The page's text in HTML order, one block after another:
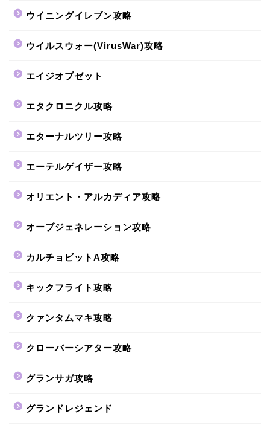
ウイニングイレブン攻略
ウイルスウォー(VirusWar)攻略
エイジオブゼット
エタクロニクル攻略
エターナルツリー攻略
エーテルゲイザー攻略
オリエント・アルカディア攻略
オーブジェネレーション攻略
カルチョビットA攻略
キックフライト攻略
クァンタムマキ攻略
クローバーシアター攻略
グランサガ攻略
グランドレジェンド